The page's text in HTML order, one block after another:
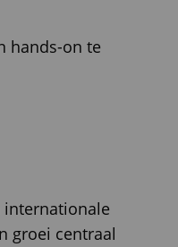
hands-on te
internationale
groei centraal